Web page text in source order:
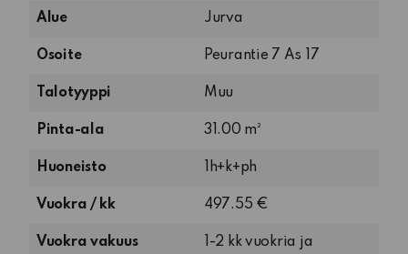
Alue Jurva
Osoite Peurantie 7 As 17
Talotyyppi Muu
Pinta-ala 31.00 m²
Huoneisto 1h+k+ph
As
Vuokra / kk
497.55 €
Vuokra vakuus
1-2 kk vuokria ja